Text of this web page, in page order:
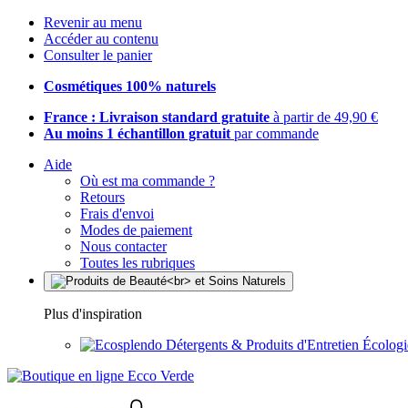
Revenir au menu
Accéder au contenu
Consulter le panier
Cosmétiques 100% naturels
France : Livraison standard gratuite à partir de 49,90 €
Au moins 1 échantillon gratuit par commande
Aide
Où est ma commande ?
Retours
Frais d'envoi
Modes de paiement
Nous contacter
Toutes les rubriques
Plus d'inspiration
Détergents & Produits d'Entretien